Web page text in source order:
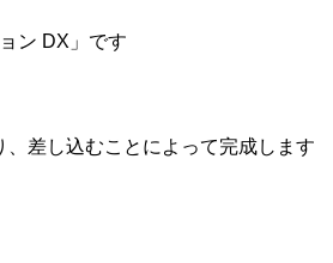
ン DX」です
差し込むことによって完成します